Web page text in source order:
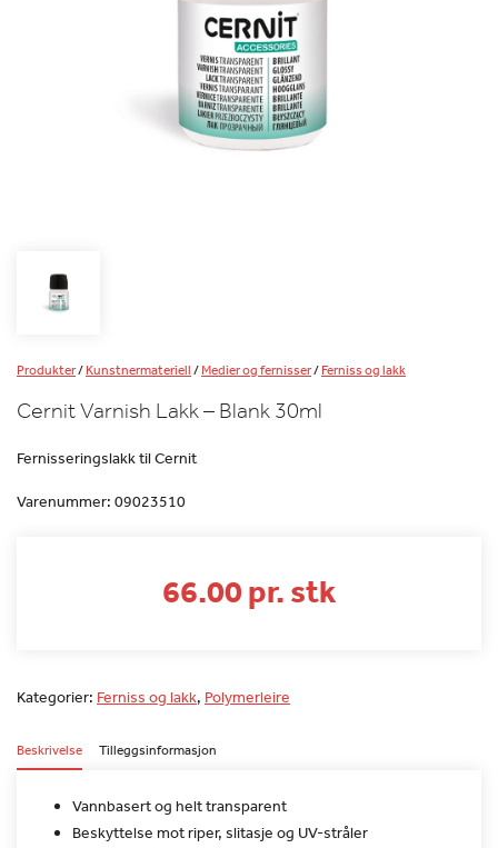
Produkter/Kunstnermateriell/Medier og fernisser/Ferniss og lakk
Cernit Varnish Lakk – Blank 30ml
Fernisseringslakk til Cernit
Varenummer: 09023510
66.00 pr. stk
Kategorier: Ferniss og lakk, Polymerleire
Beskrivelse Tilleggsinformasjon
Vannbasert og helt transparent
Beskyttelse mot riper, slitasje og UV-stråler